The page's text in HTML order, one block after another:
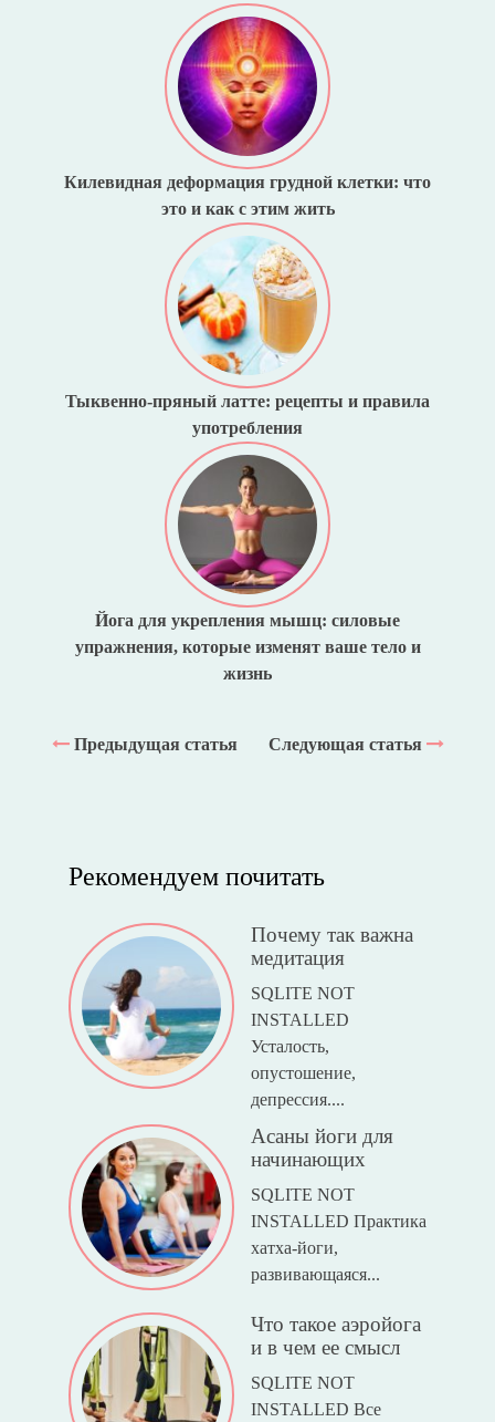
Килевидная деформация грудной клетки: что
это и как с этим жить
Тыквенно-пряный латте: рецепты и правила
употребления
Йога для укрепления мышц: силовые
упражнения, которые изменят ваше тело и
жизнь
Предыдущая статья Следующая статья
Рекомендуем почитать
Почему так важна
медитация
SQLITE NOT
INSTALLED
Усталость,
опустошение,
депрессия....
Асаны йоги для
начинающих
SQLITE NOT
INSTALLED Практика
хатха-йоги,
развивающаяся...
Что такое аэройога
и в чем ее смысл
SQLITE NOT
INSTALLED Все